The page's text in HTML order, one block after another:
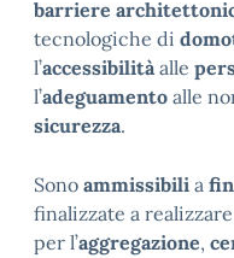
barriere
tecnologiche di
l’accessibilitàalle
l’adeguamento alle
sicurezza.
Sono ammissibili a
finalizzate a realizzare
per l’aggregazione,